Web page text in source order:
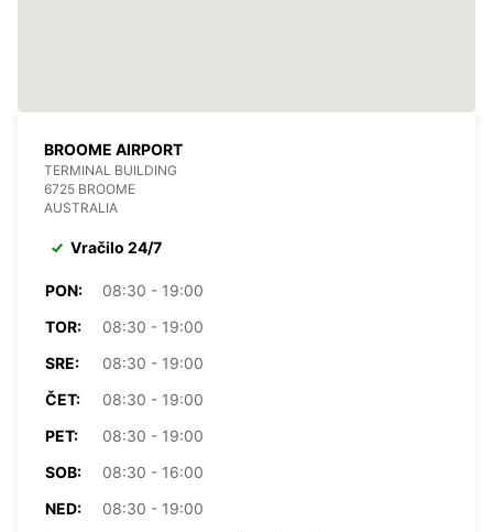
BROOME AIRPORT
TERMINAL BUILDING
6725 BROOME
AUSTRALIA
Vračilo 24/7
PON:
08:30 - 19:00
TOR:
08:30 - 19:00
SRE:
08:30 - 19:00
ČET:
08:30 - 19:00
PET:
08:30 - 19:00
SOB:
08:30 - 16:00
NED:
08:30 - 19:00